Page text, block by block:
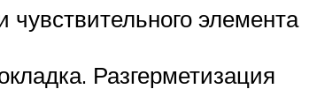
элемента
Разгерметизация